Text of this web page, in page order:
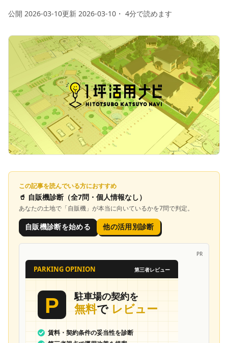
公開 2026-03-10更新 2026-03-10 ・ 4分で読めます
この記事を読んでいる方におすすめ
🥤 自販機診断 （全7問・個人情報なし）
あなたの土地で「自販機 」が本当に向いているかを7問で判定。
自販機診断を始める 他の活用別診断
PR